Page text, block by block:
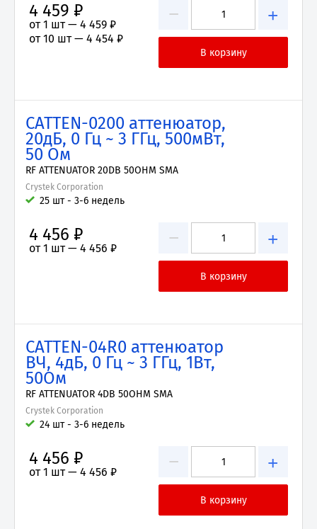
− +
4 459 ₽
от 1 шт — 4 459 ₽
от 10 шт — 4 454 ₽
CATTEN-0200 аттенюатор,
20дБ, 0 Гц ~ 3 ГГц, 500мВт,
50 Ом
RF ATTENUATOR 20DB 50OHM SMA
Crystek Corporation
25 шт - 3-6 недель
− +
4 456 ₽
от 1 шт — 4 456 ₽
CATTEN-04R0 аттенюатор
ВЧ, 4дБ, 0 Гц ~ 3 ГГц, 1Вт,
50Ом
RF ATTENUATOR 4DB 50OHM SMA
Crystek Corporation
24 шт - 3-6 недель
− +
4 456 ₽
от 1 шт — 4 456 ₽